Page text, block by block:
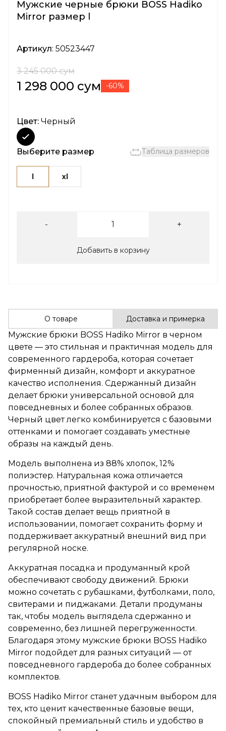
Мужские черные брюки BOSS Hadiko
Mirror размер l
Артикул: 50523447
3 245 000 сум
1 298 000 сум -60%
Цвет: Черный
Выберите размер Таблица размеров
l xl
- +
Добавить в корзину
О товаре Доставка и примерка
Мужские брюки BOSS Hadiko Mirror в черном
цвете — это стильная и практичная модель для
современного гардероба, которая сочетает
фирменный дизайн, комфорт и аккуратное
качество исполнения. Сдержанный дизайн
делает брюки универсальной основой для
повседневных и более собранных образов.
Черный цвет легко комбинируется с базовыми
оттенками и помогает создавать уместные
образы на каждый день.
Модель выполнена из 88% хлопок, 12%
полиэстер. Натуральная кожа отличается
прочностью, приятной фактурой и со временем
приобретает более выразительный характер.
Такой состав делает вещь приятной в
использовании, помогает сохранить форму и
поддерживает аккуратный внешний вид при
регулярной носке.
Аккуратная посадка и продуманный крой
обеспечивают свободу движений. Брюки
можно сочетать с рубашками, футболками, поло,
свитерами и пиджаками. Детали продуманы
так, чтобы модель выглядела сдержанно и
современно, без лишней перегруженности.
Благодаря этому мужские брюки BOSS Hadiko
Mirror подойдет для разных ситуаций — от
повседневного гардероба до более собранных
комплектов.
BOSS Hadiko Mirror станет удачным выбором для
тех, кто ценит качественные базовые вещи,
спокойный премиальный стиль и удобство в